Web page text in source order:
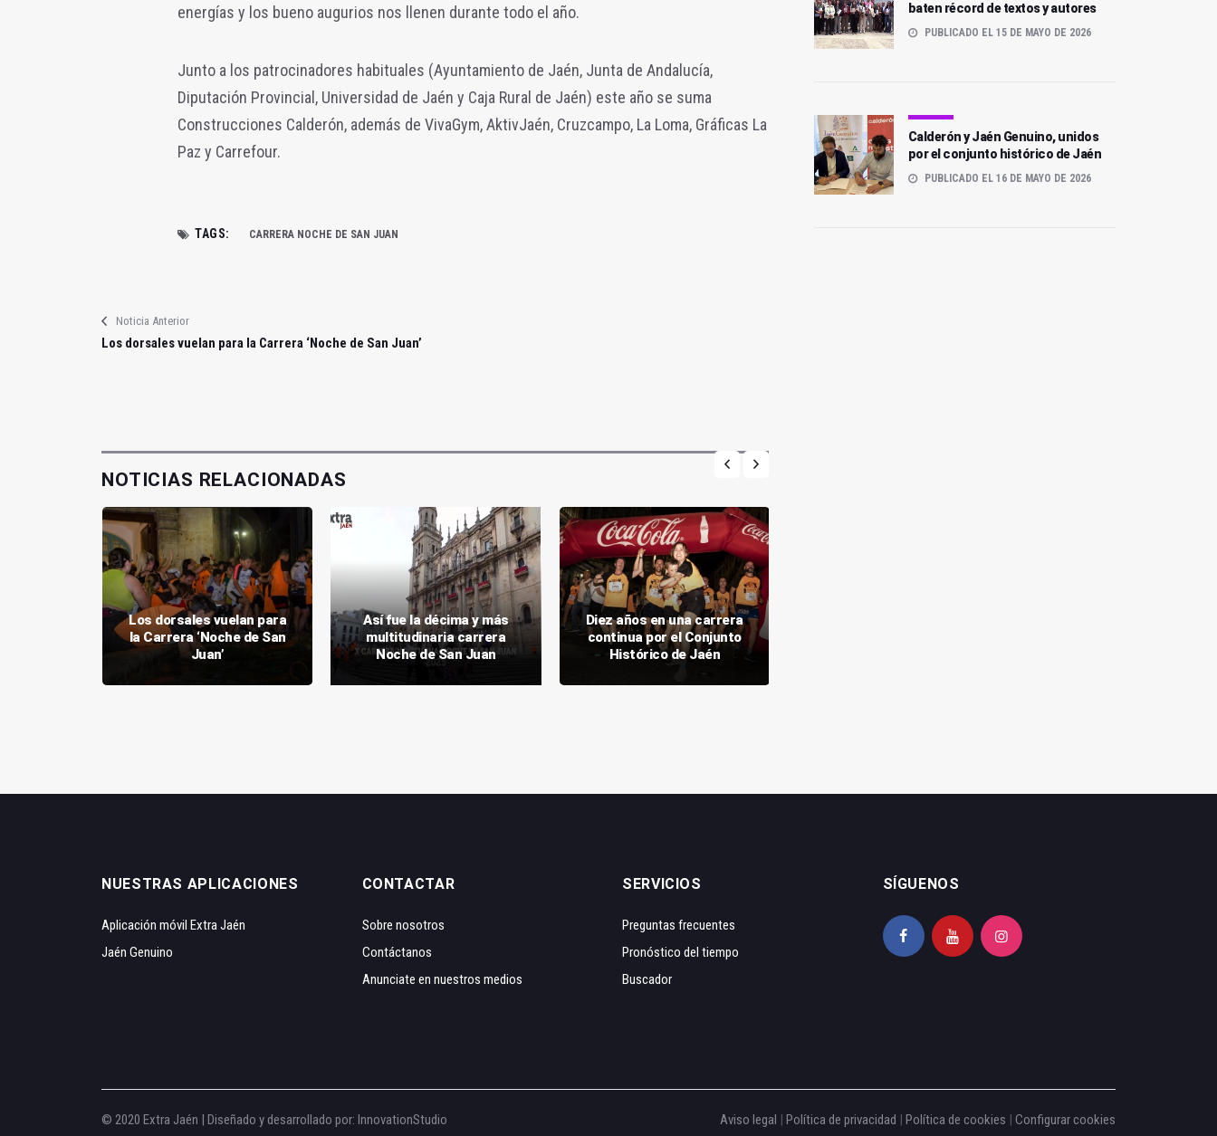
energías y los bueno augurios nos llenen durante todo el año.
Junto a los patrocinadores habituales (Ayuntamiento de Jaén, Junta de Andalucía,
Diputación Provincial, Universidad de Jaén y Caja Rural de Jaén) este año se suma
Construcciones Calderón, además de VivaGym, AktivJaén, Cruzcampo, La Loma, Gráficas La
Paz y Carrefour.
TAGS: CARRERA NOCHE DE SAN JUAN
Noticia Anterior
Los dorsales vuelan para la Carrera ‘Noche de San Juan’
NOTICIAS RELACIONADAS
Los dorsales vuelan para
la Carrera ‘Noche de San
Juan’
Así fue la décima y más
multitudinaria carrera
Noche de San Juan
Diez años en una carrera
continua por el Conjunto
Histórico de Jaén
baten récord de textos y autores
PUBLICADO EL 15 DE MAYO DE 2026
Calderón y Jaén Genuino, unidos
por el conjunto histórico de Jaén
PUBLICADO EL 16 DE MAYO DE 2026
NUESTRAS APLICACIONES
Aplicación móvil Extra Jaén
Jaén Genuino
CONTACTAR
Sobre nosotros
Contáctanos
Anunciate en nuestros medios
SERVICIOS
Preguntas frecuentes
Pronóstico del tiempo
Buscador
SÍGUENOS
© 2020 Extra Jaén | Diseñado y desarrollado por: InnovationStudio Aviso legal | Política de privacidad | Política de cookies | Configurar cookies